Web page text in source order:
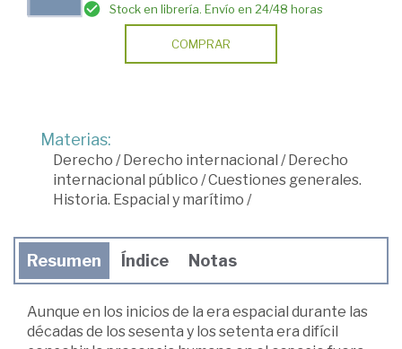
Stock en librería. Envío en 24/48 horas
COMPRAR
Materias:
Derecho /Derecho internacional /Derecho
internacional público /Cuestiones generales.
Historia. Espacial y marítimo /
Resumen Índice Notas
Aunque en los inicios de la era espacial durante las
décadas de los sesenta y los setenta era difícil